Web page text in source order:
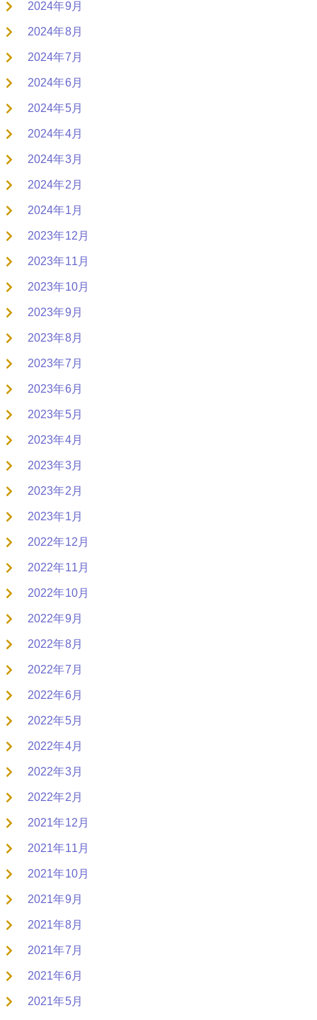
2024年9月
2024年8月
2024年7月
2024年6月
2024年5月
2024年4月
2024年3月
2024年2月
2024年1月
2023年12月
2023年11月
2023年10月
2023年9月
2023年8月
2023年7月
2023年6月
2023年5月
2023年4月
2023年3月
2023年2月
2023年1月
2022年12月
2022年11月
2022年10月
2022年9月
2022年8月
2022年7月
2022年6月
2022年5月
2022年4月
2022年3月
2022年2月
2021年12月
2021年11月
2021年10月
2021年9月
2021年8月
2021年7月
2021年6月
2021年5月